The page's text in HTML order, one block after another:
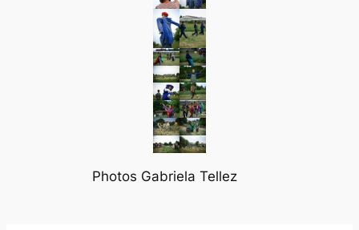
Photos Gabriela Tellez